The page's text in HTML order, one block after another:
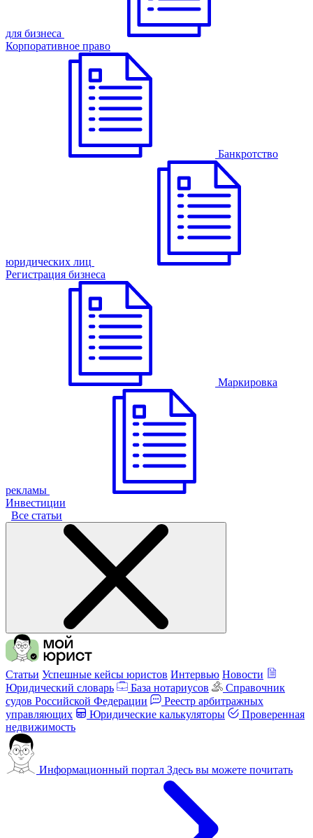
для бизнеса
Корпоративное право
Банкротство
юридических лиц
Регистрация бизнеса
Маркировка
рекламы
Инвестиции
Все статьи
Статьи Успешные кейсы юристов Интервью Новости
Юридический словарь
База нотариусов
Справочник
судов Российской Федерации
Реестр арбитражных
управляющих
Юридические калькуляторы
Проверенная
недвижимость
Информационный портал Здесь вы можете почитать